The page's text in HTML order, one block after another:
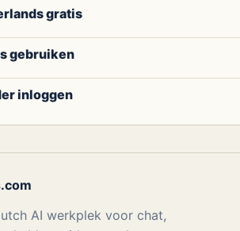
gratis
gebruiken
inloggen
AI werkplek voor chat,